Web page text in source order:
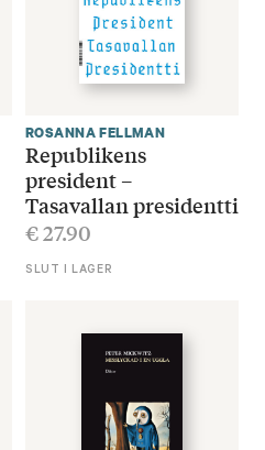
ROSANNA FELLMAN
Republikens
president –
Tasavallan presidentti
€27.90
SLUT I LAGER